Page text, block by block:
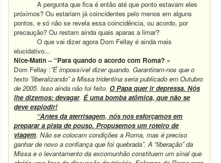
A pergunta que fica é então até que ponto estavam eles
próximos? Ou estariam já coincidentes pelo menos em alguns
pontos, e só não se revela essa coincidência, ou acordo, por
precaução? Ou restam ainda quais aparas a limar?
O que vai dizer agora Dom Fellay é ainda mais
elucidativo...
Nice-Matin – “Para quando o acordo com Roma? »
Dom Fellay :”É impossível dizer quando. Garantiram-nos que o
texto ”liberalizando” a Missa tridentina seria publicado em Outubro
de 2005. Isso ainda não foi feito. O Papa quer ir depressa. Nós
lhe dizemos: devagar.É uma bomba atômica, que não se
deve explodir!
“Antes da aterrisagem, nós nos esforçamos em
preparar a pista de pouso. Propusemos um roteiro de
viagem. Não se colocam condições a Roma, mas é preciso
ganhar de novo a confiança que foi quebrada”. A “liberação” da
Missa e o levantamento da excomunhão constituem um sinal que